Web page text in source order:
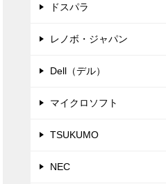
ドスパラ
レノボ・ジャパン
Dell（デル）
マイクロソフト
TSUKUMO
NEC